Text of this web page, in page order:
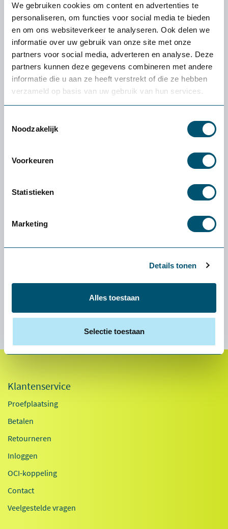
We gebruiken cookies om content en advertenties te
personaliseren, om functies voor social media te bieden
en om ons websiteverkeer te analyseren. Ook delen we
informatie over uw gebruik van onze site met onze
partners voor social media, adverteren en analyse. Deze
partners kunnen deze gegevens combineren met andere
informatie die u aan ze heeft verstrekt of die ze hebben
verzameld op basis van uw gebruik van hun services.
Noodzakelijk
Voorkeuren
Statistieken
Marketing
Details tonen
Alles toestaan
Selectie toestaan
Een donkere of ongelijk verlichte werkplek vraagt veel van je
ogen. Zeker bij langdurig beeldschermwerk of nauwkeurige
taken kan dat snel vermoeidheid opleveren....
Lees meer
Veelgestelde vragen
Hoe verstel ik het licht van deze lamp?
bureau?
Is het licht prettig voor beeldschermwerk?
Specificaties
Klantenservice
Proefplaatsing
Betalen
Retourneren
Inloggen
OCI-koppeling
Contact
Veelgestelde vragen